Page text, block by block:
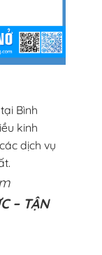
Bình
kinh
dịch vụ
– TẬN